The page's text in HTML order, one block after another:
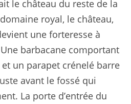
le château du reste de la
royal, le château,
une forteresse à
barbacane comportant
un parapet crénelé barre
avant le fossé qui
La porte d’entrée du